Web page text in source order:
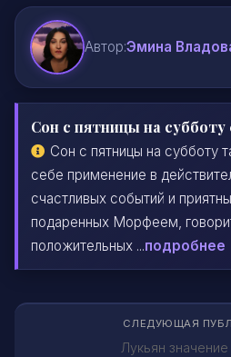
Автор:Эмина
Сон с пятницы на субботу
Сон с пятницы на субботу
себе применение в
счастливых событий и
подаренных Морфеем,
положительных ...подробнее
СЛЕДУЮЩАЯ
Лукьян